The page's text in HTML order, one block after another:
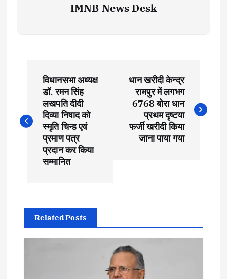
IMNB News Desk
s
विधानसभा अध्यक्ष
डॉ. रमन सिंह
लखपति दीदी
दिव्या निषाद को
स्मृति चिन्ह एवं
प्रमाण पत्र
प्रदान कर किया
सम्मानित
धान खरीदी केन्द्र
रामपुर में लगभग
6768 बोरा धान
प्रथम दृष्टया
फर्जी खरीदी किया
जाना पाया गया
Related Posts